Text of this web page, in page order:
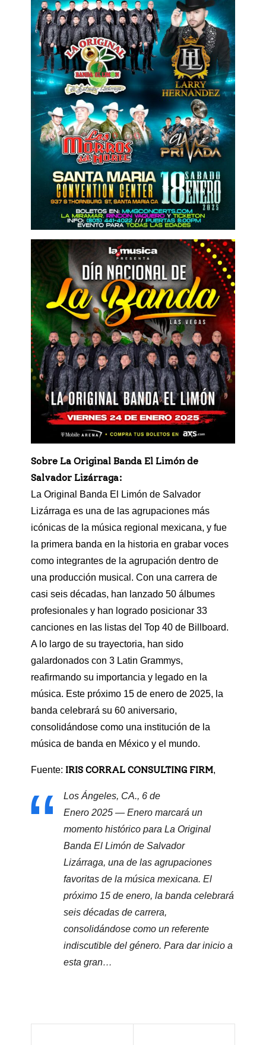
Sobre La Original Banda El Limón de
Salvador Lizárraga:
La Original Banda El Limón de Salvador
Lizárraga es una de las agrupaciones más
icónicas de la música regional mexicana, y fue
la primera banda en la historia en grabar voces
como integrantes de la agrupación dentro de
una producción musical. Con una carrera de
casi seis décadas, han lanzado 50 álbumes
profesionales y han logrado posicionar 33
canciones en las listas del Top 40 de Billboard.
A lo largo de su trayectoria, han sido
galardonados con 3 Latin Grammys,
reafirmando su importancia y legado en la
música. Este próximo 15 de enero de 2025, la
banda celebrará su 60 aniversario,
consolidándose como una institución de la
música de banda en México y el mundo.
Fuente: IRIS CORRAL CONSULTING FIRM,
Los Ángeles, CA., 6 de
Enero 2025 — Enero marcará un
momento histórico para La Original
Banda El Limón de Salvador
Lizárraga, una de las agrupaciones
favoritas de la música mexicana. El
próximo 15 de enero, la banda celebrará
seis décadas de carrera,
consolidándose como un referente
indiscutible del género. Para dar inicio a
esta gran…